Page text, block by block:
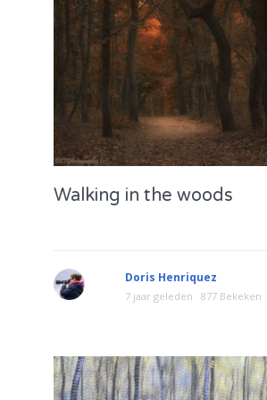
Walking in the woods
Doris Henriquez
7 jaar geleden 877 Bekeken